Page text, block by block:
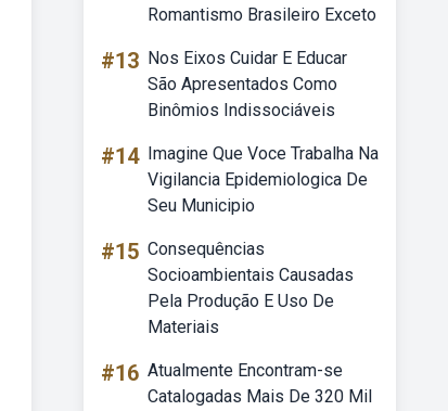
Romantismo Brasileiro Exceto
#13 Nos Eixos Cuidar E Educar
São Apresentados Como
Binômios Indissociáveis
#14 Imagine Que Voce Trabalha Na
Vigilancia Epidemiologica De
Seu Municipio
#15 Consequências
Socioambientais Causadas
Pela Produção E Uso De
Materiais
#16 Atualmente Encontram-se
Catalogadas Mais De 320 Mil